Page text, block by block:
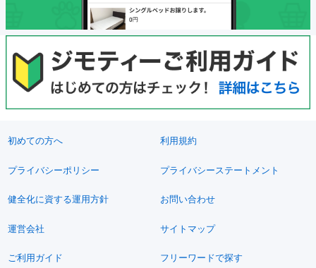
初めての方へ 利用規約
プライバシーポリシー プライバシーステートメント
健全化に資する運用方針 お問い合わせ
運営会社 サイトマップ
ご利用ガイド フリーワードで探す